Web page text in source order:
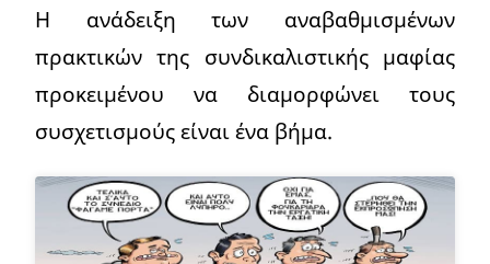
Η ανάδειξη των αναβαθμισμένων
πρακτικών της συνδικαλιστικής μαφίας
προκειμένου να διαμορφώνει τους
συσχετισμούς είναι ένα βήμα.